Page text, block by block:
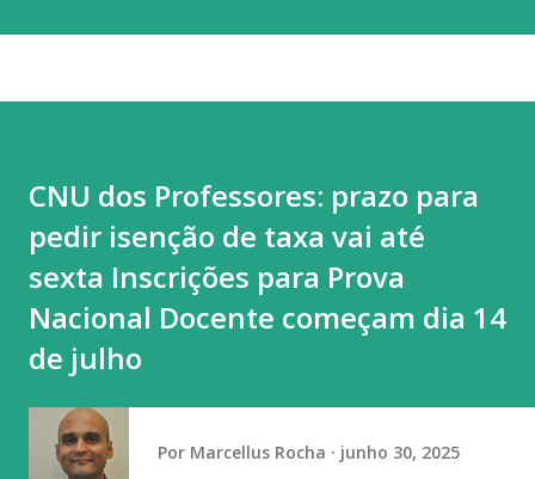
Futebol (CBF), na Barra da Tijuca, zona oeste do Rio de
Janeiro. Os jogos pelas quartas estão previstos para os
dias 26 de agosto e 3 de setembro. Maior vencedor da Copa
do Brasil, com seis conquistas, o Cruzeiro despachou a
Chapecoense no Mineirão. A Raposa ganhou por 2 a 0 e
chega às quartas de final da Copa do Brasil pela terceira
CNU dos Professores: prazo para
pedir isenção de taxa vai até
sexta Inscrições para Prova
Nacional Docente começam dia 14
de julho
Por Marcellus Rocha junho 30, 2025